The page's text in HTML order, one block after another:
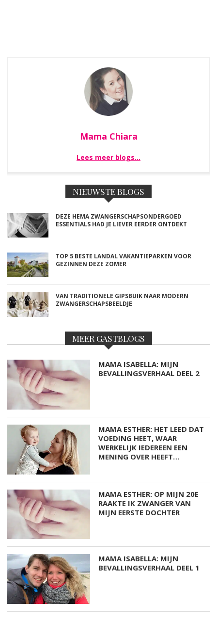
Mama Chiara
Lees meer blogs…
NIEUWSTE BLOGS
DEZE HEMA ZWANGERSCHAPSONDERGOED
ESSENTIALS HAD JE LIEVER EERDER ONTDEKT
TOP 5 BESTE LANDAL VAKANTIEPARKEN VOOR
GEZINNEN DEZE ZOMER
VAN TRADITIONELE GIPSBUIK NAAR MODERN
ZWANGERSCHAPSBEELDJE
MEER GASTBLOGS
MAMA ISABELLA: MIJN
BEVALLINGSVERHAAL DEEL 2
MAMA ESTHER: HET LEED DAT
VOEDING HEET, WAAR
WERKELIJK IEDEREEN EEN
MENING OVER HEEFT…
MAMA ESTHER: OP MIJN 20E
RAAKTE IK ZWANGER VAN
MIJN EERSTE DOCHTER
MAMA ISABELLA: MIJN
BEVALLINGSVERHAAL DEEL 1